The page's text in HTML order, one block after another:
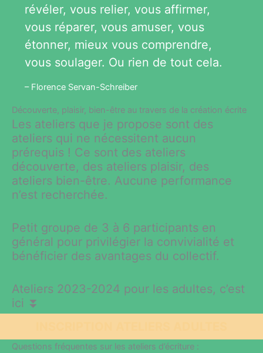
révéler, vous relier, vous affirmer,
vous réparer, vous amuser, vous
étonner, mieux vous comprendre,
vous soulager. Ou rien de tout cela.
– Florence Servan-Schreiber
Découverte, plaisir, bien-être au travers de la création écrite
Les ateliers que je propose sont des
ateliers qui ne nécessitent aucun
prérequis ! Ce sont des ateliers
découverte, des ateliers plaisir, des
ateliers bien-être. Aucune performance
n’est recherchée.
Petit groupe de 3 à 6 participants en
général pour privilégier la convivialité et
bénéficier des avantages du collectif.
Ateliers 2023-2024 pour les adultes, c’est
ici ⏬
Questions fréquentes sur les ateliers d’écriture :